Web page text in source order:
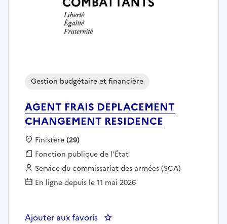
AGENT FRAIS DEPLACEMENT
CHANGEMENT RESIDENCE
Gestion budgétaire et financière
Localisation :
Finistère(29)
Fonction publique :
Fonction publique de l'État
Employeur :
Service du commissariat des armées (SCA)
En ligne depuis le 11 mai 2026
Ajouter aux favoris : AGENT FRAIS DEPLACEMENT